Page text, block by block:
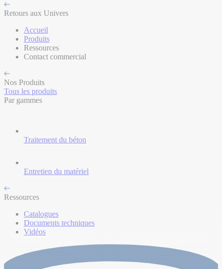
Retours aux Univers
Accueil
Produits
Ressources
Contact commercial
Nos Produits
Tous les produits
Par gammes
Traitement du béton
Entretien du matériel
Ressources
Catalogues
Documents techniques
Vidéos